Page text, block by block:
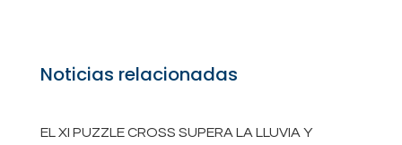
Noticias relacionadas
EL XI PUZZLE CROSS SUPERA LA LLUVIA Y